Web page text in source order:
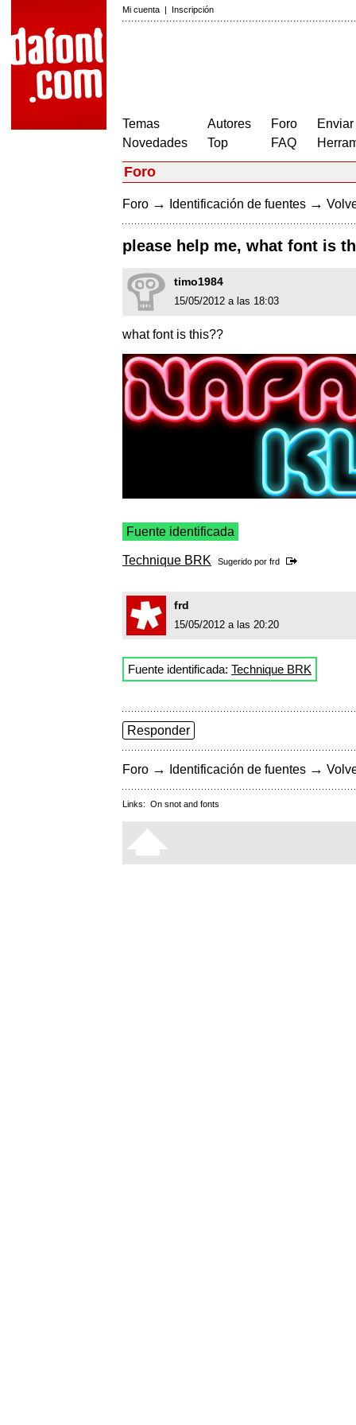
Mi cuenta | Inscripción
Temas
Novedades
Autores
Top
Foro
FAQ
Foro
Foro → Identificación de fuentes →
please help me, what font is
timo1984
15/05/2012 a las 18:03
what font is this??
Fuente identificada
Technique BRK Sugerido por frd
frd
15/05/2012 a las 20:20
Fuente identificada: Technique BRK
Responder
Foro → Identificación de fuentes →
Links: On snot and fonts